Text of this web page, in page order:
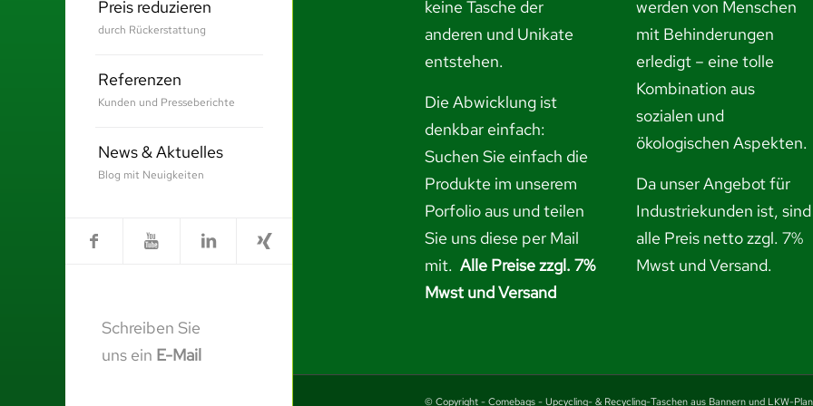
Preis reduzieren
durch Rückerstattung
Referenzen
Kunden und Presseberichte
News & Aktuelles
Blog mit Neuigkeiten
Schreiben Sie
uns ein E-Mail
keine Tasche der
anderen und Unikate
entstehen.
Die Abwicklung ist
denkbar einfach:
Suchen Sie einfach die
Produkte im unserem
Porfolio aus undteilen
Sie uns diese per Mail
mit. Alle Preise zzgl. 7%
Mwst und Versand
werden von Menschen
mit Behinderungen
erledigt – eine tolle
Kombination aus
sozialen und
ökologischen Aspekten.
Da unser Angebot für
Industriekunden ist, sind
alle Preis netto zzgl. 7%
Mwst und Versand.
© Copyright - Comebags - Upcycling- & Recycling-Taschen aus Bannern und LKW-